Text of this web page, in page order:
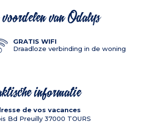
van Odalys
GRATIS WIFI
Draadloze verbinding in de woning
informatie
de vos vacances
Bd Preuilly 37000 TOURS